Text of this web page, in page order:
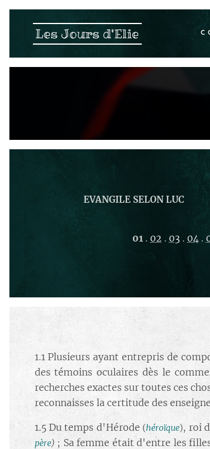
Les Jours d'Elie
EVANGILE SELON LUC
01. 02 . 03 . 04.
1.1 Plusieurs ayant entrepris de
des témoins oculaires dès le
recherches exactes sur toutes ces
reconnaisses la certitude des
1.5 Du temps d'Hérode (héroïque), roi
père) ; Sa femme était d'entre les